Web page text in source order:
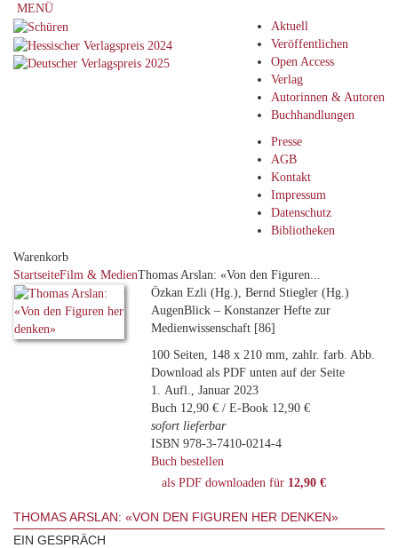
MENÜ
Aktuell
Veröffentlichen
Open Access
Verlag
Autorinnen & Autoren
Buchhandlungen
Presse
AGB
Kontakt
Impressum
Datenschutz
Bibliotheken
Warenkorb
StartseiteFilm & MedienThomas Arslan: «Von den Figuren...
Özkan Ezli (Hg.), Bernd Stiegler (Hg.)
AugenBlick – Konstanzer Hefte zur
Medienwissenschaft [86]
100 Seiten, 148 x 210 mm, zahlr. farb. Abb.
Download als PDF unten auf der Seite
1. Aufl., Januar 2023
Buch 12,90 € / E-Book 12,90 €
sofort lieferbar
ISBN 978-3-7410-0214-4
Buch bestellen
als PDF downloaden für 12,90 €
THOMAS ARSLAN: «VON DEN FIGUREN HER DENKEN»
EIN GESPRÄCH